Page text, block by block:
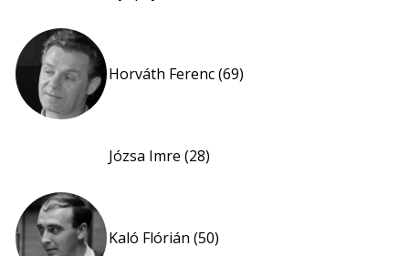
Horváth Ferenc (69)
Józsa Imre (28)
Kaló Flórián (50)